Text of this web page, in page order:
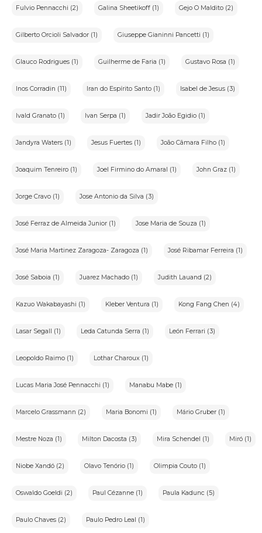
Fulvio Pennacchi (2) Galina Sheetikoff (1) Gejo O Maldito (2)
Gilberto Orcioli Salvador (1) Giuseppe Gianinni Pancetti (1)
Glauco Rodrigues (1) Guilherme de Faria (1) Gustavo Rosa (1)
Inos Corradin (11) Iran do Espírito Santo (1) Isabel de Jesus (3)
Ivald Granato (1) Ivan Serpa (1) Jadir João Egidio (1)
Jandyra Waters (1) Jesus Fuertes (1) João Câmara Filho (1)
Joaquim Tenreiro (1) Joel Firmino do Amaral (1) John Graz (1)
Jorge Cravo (1) Jose Antonio da Silva (3)
José Ferraz de Almeida Junior (1) Jose Maria de Souza (1)
José Maria Martinez Zaragoza- Zaragoza (1) José Ribamar Ferreira (1)
José Saboia (1) Juarez Machado (1) Judith Lauand (2)
Kazuo Wakabayashi (1) Kleber Ventura (1) Kong Fang Chen (4)
Lasar Segall (1) Leda Catunda Serra (1) León Ferrari (3)
Leopoldo Raimo (1) Lothar Charoux (1)
Lucas Maria José Pennacchi (1) Manabu Mabe (1)
Marcelo Grassmann (2) Maria Bonomi (1) Mário Gruber (1)
Mestre Noza (1) Milton Dacosta (3) Mira Schendel (1) Miró (1)
Niobe Xandó (2) Olavo Tenório (1) Olimpia Couto (1)
Oswaldo Goeldi (2) Paul Cézanne (1) Paula Kadunc (5)
Paulo Chaves (2) Paulo Pedro Leal (1)